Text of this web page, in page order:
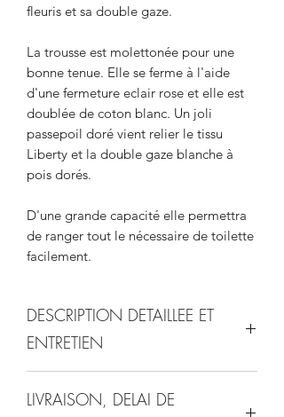
fleuris et sa double gaze.
La trousse est molettonée pour une
bonne tenue. Elle se ferme à l'aide
d'une fermeture eclair rose et elle est
doublée de coton blanc. Un joli
passepoil doré vient relier le tissu
Liberty et la double gaze blanche à
pois dorés.
D'une grande capacité elle permettra
de ranger tout le nécessaire de toilette
facilement.
DESCRIPTION DETAILLEE ET
ENTRETIEN
fermeture à l'aide d'une fermeture
LIVRAISON, DELAI DE